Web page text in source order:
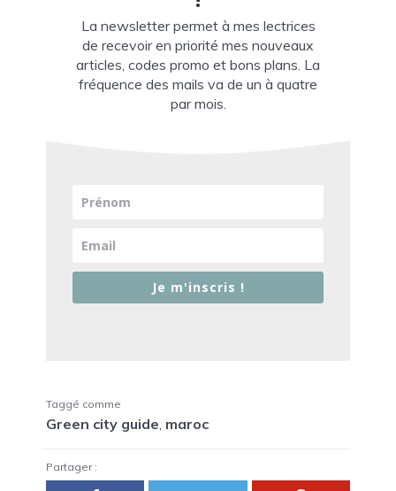
La newsletter permet à mes lectrices
de recevoir en priorité mes nouveaux
articles, codes promo et bons plans. La
fréquence des mails va de un à quatre
par mois.
Je m'inscris !
Taggé comme
Green city guide maroc
Partager :